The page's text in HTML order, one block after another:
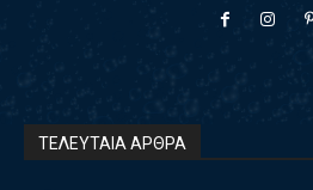
ΤΕΛΕΥΤΑΙΑ ΑΡΘΡΑ